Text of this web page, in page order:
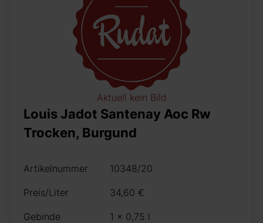
Aktuell kein Bild
Louis Jadot Santenay Aoc Rw
Trocken, Burgund
Artikelnummer 10348/20
Preis/Liter 34,60 €
Gebinde 1 x 0,75 l